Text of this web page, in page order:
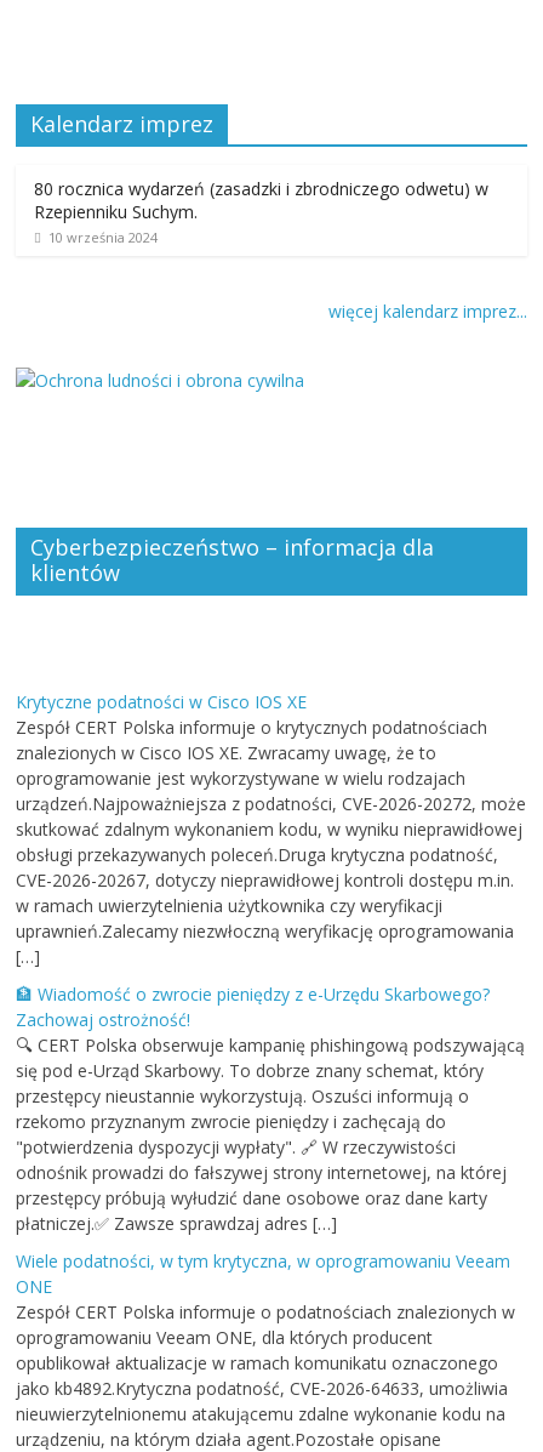
Kalendarz imprez
80 rocznica wydarzeń (zasadzki i zbrodniczego odwetu) w
Rzepienniku Suchym.
10 września 2024
więcej kalendarz imprez...
Cyberbezpieczeństwo – informacja dla
klientów
Krytyczne podatności w Cisco IOS XE
Zespół CERT Polska informuje o krytycznych podatnościach
znalezionych w Cisco IOS XE. Zwracamy uwagę, że to
oprogramowanie jest wykorzystywane w wielu rodzajach
urządzeń.Najpoważniejsza z podatności, CVE-2026-20272, może
skutkować zdalnym wykonaniem kodu, w wyniku nieprawidłowej
obsługi przekazywanych poleceń.Druga krytyczna podatność,
CVE-2026-20267, dotyczy nieprawidłowej kontroli dostępu m.in.
w ramach uwierzytelnienia użytkownika czy weryfikacji
uprawnień.Zalecamy niezwłoczną weryfikację oprogramowania
[…]
🏦 Wiadomość o zwrocie pieniędzy z e-Urzędu Skarbowego?
Zachowaj ostrożność!
🔍 CERT Polska obserwuje kampanię phishingową podszywającą
się pod e-Urząd Skarbowy. To dobrze znany schemat, który
przestępcy nieustannie wykorzystują. Oszuści informują o
rzekomo przyznanym zwrocie pieniędzy i zachęcają do
"potwierdzenia dyspozycji wypłaty". 🔗 W rzeczywistości
odnośnik prowadzi do fałszywej strony internetowej, na której
przestępcy próbują wyłudzić dane osobowe oraz dane karty
płatniczej.✅ Zawsze sprawdzaj adres […]
Wiele podatności, w tym krytyczna, w oprogramowaniu Veeam
ONE
Zespół CERT Polska informuje o podatnościach znalezionych w
oprogramowaniu Veeam ONE, dla których producent
opublikował aktualizacje w ramach komunikatu oznaczonego
jako kb4892.Krytyczna podatność, CVE-2026-64633, umożliwia
nieuwierzytelnionemu atakującemu zdalne wykonanie kodu na
urządzeniu, na którym działa agent.Pozostałe opisane